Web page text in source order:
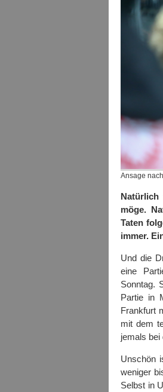
Ansage
möge.
Taten
immer.
Und die
eine
Sonntag.
Partie in
Frankfurt
mit dem
jemals bei
Unschön
weniger
Selbst in